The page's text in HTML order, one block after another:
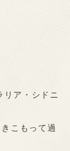
リア・シドニ
こもって過